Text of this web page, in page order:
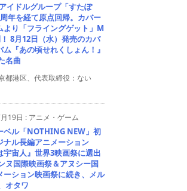
イドルグループ「すたぽ
年を経て原点回帰。カバー
より「フライングゲット」M
8月12日（水）発売のカバ
ム『あの頃せれくしょん！』
名曲
都港区、代表取締役：ない
19日 : アニメ・ゲーム
ベル「NOTHING NEW」初
ナル長編アニメーション
宇宙人』世界3映画祭に選出
ヌ国際映画祭＆アヌシー国
ーション映画祭に続き、メル
オタワ